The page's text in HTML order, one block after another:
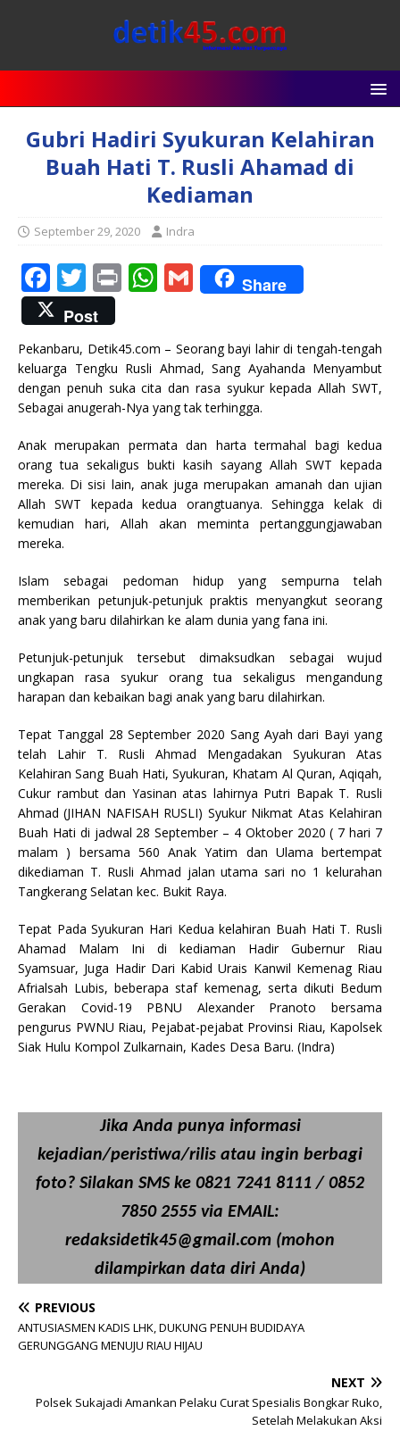
Gubri Hadiri Syukuran Kelahiran
Buah Hati T. Rusli Ahamad di
Kediaman
September 29, 2020 Indra
F
a
c
e
b
o
o
k
T
w
it
te
r
P
n
t
W
at
s
A
p
p
G
m
l
Share
Post
Pekanbaru, Detik45.com – Seorang bayi lahir di tengah-tengah
keluarga Tengku Rusli Ahmad, Sang Ayahanda Menyambut
dengan penuh suka cita dan rasa syukur kepada Allah SWT,
Sebagai anugerah-Nya yang tak terhingga.
Anak merupakan permata dan harta termahal bagi kedua
orang tua sekaligus bukti kasih sayang Allah SWT kepada
mereka. Di sisi lain, anak juga merupakan amanah dan ujian
Allah SWT kepada kedua orangtuanya. Sehingga kelak di
kemudian hari, Allah akan meminta pertanggungjawaban
mereka.
Islam sebagai pedoman hidup yang sempurna telah
memberikan petunjuk-petunjuk praktis menyangkut seorang
anak yang baru dilahirkan ke alam dunia yang fana ini.
Petunjuk-petunjuk tersebut dimaksudkan sebagai wujud
ungkapan rasa syukur orang tua sekaligus mengandung
harapan dan kebaikan bagi anak yang baru dilahirkan.
Tepat Tanggal 28 September 2020 Sang Ayah dari Bayi yang
telah Lahir T. Rusli Ahmad Mengadakan Syukuran Atas
Kelahiran Sang Buah Hati, Syukuran, Khatam Al Quran, Aqiqah,
Cukur rambut dan Yasinan atas lahirnya Putri Bapak T. Rusli
Ahmad (JIHAN NAFISAH RUSLI) Syukur Nikmat Atas Kelahiran
Buah Hati di jadwal 28 September – 4 Oktober 2020 ( 7 hari 7
malam ) bersama 560 Anak Yatim dan Ulama bertempat
dikediaman T. Rusli Ahmad jalan utama sari no 1 kelurahan
Tangkerang Selatan kec. Bukit Raya.
Tepat Pada Syukuran Hari Kedua kelahiran Buah Hati T. Rusli
Ahamad Malam Ini di kediaman Hadir Gubernur Riau
Syamsuar, Juga Hadir Dari Kabid Urais Kanwil Kemenag Riau
Afrialsah Lubis, beberapa staf kemenag, serta dikuti Bedum
Gerakan Covid-19 PBNU Alexander Pranoto bersama
pengurus PWNU Riau, Pejabat-pejabat Provinsi Riau, Kapolsek
Siak Hulu Kompol Zulkarnain, Kades Desa Baru. (Indra)
Jika Anda punya informasi
kejadian/peristiwa/rilis atau ingin berbagi
foto? Silakan SMS ke 0821 7241 8111 / 0852
7850 2555 via EMAIL:
redaksidetik45@gmail.com (mohon
dilampirkan data diri Anda)
PREVIOUS
ANTUSIASMEN KADIS LHK, DUKUNG PENUH BUDIDAYA
GERUNGGANG MENUJU RIAU HIJAU
NEXT
Polsek Sukajadi Amankan Pelaku Curat Spesialis Bongkar Ruko,
Setelah Melakukan Aksi